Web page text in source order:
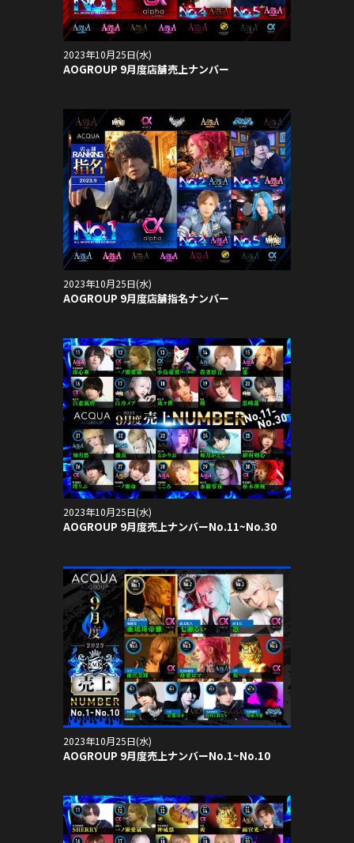
2023年10月25日(水)
AOGROUP 9月度店舗売上ナンバー
2023年10月25日(水)
AOGROUP 9月度店舗指名ナンバー
2023年10月25日(水)
AOGROUP 9月度売上ナンバーNo.11~No.30
2023年10月25日(水)
AOGROUP 9月度売上ナンバーNo.1~No.10